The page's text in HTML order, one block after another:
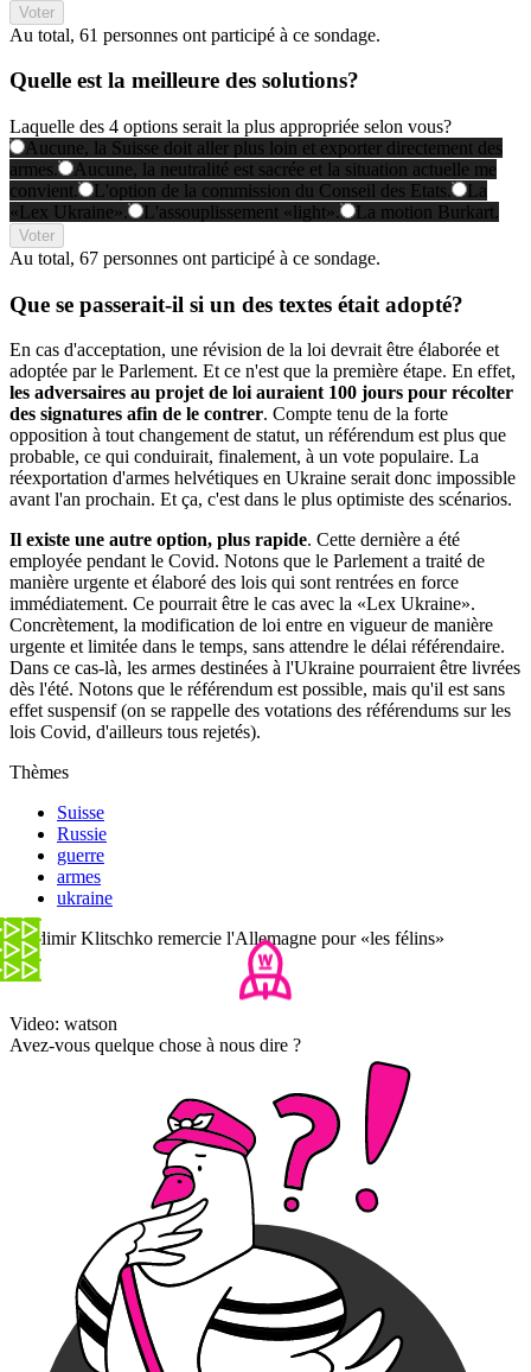
Voter
Au total, 61 personnes ont participé à ce sondage.
Quelle est la meilleure des solutions?
Laquelle des 4 options serait la plus appropriée selon vous?
Aucune, la Suisse doit aller plus loin et exporter directement des
armes.
Aucune, la neutralité est sacrée et la situation actuelle me
convient.
L'option de la commission du Conseil des Etats.
La
«Lex Ukraine».
L'assouplissement «light». La motion Burkart.
Voter
Au total, 67 personnes ont participé à ce sondage.
Que se passerait-il si un des textes était adopté?
En cas d'acceptation, une révision de la loi devrait être élaborée et
adoptée par le Parlement. Et ce n'est que la première étape. En effet,
les adversaires au projet de loi auraient 100 jours pour récolter
des signatures afin de le contrer. Compte tenu de la forte
opposition à tout changement de statut, un référendum est plus que
probable, ce qui conduirait, finalement, à un vote populaire. La
réexportation d'armes helvétiques en Ukraine serait donc impossible
avant l'an prochain. Et ça, c'est dans le plus optimiste des scénarios.
Il existe une autre option, plus rapide. Cette dernière a été
employée pendant le Covid. Notons que le Parlement a traité de
manière urgente et élaboré des lois qui sont rentrées en force
immédiatement. Ce pourrait être le cas avec la «Lex Ukraine».
Concrètement, la modification de loi entre en vigueur de manière
urgente et limitée dans le temps, sans attendre le délai référendaire.
Dans ce cas-là, les armes destinées à l'Ukraine pourraient être livrées
dès l'été. Notons que le référendum est possible, mais qu'il est sans
effet suspensif (on se rappelle des votations des référendums sur les
lois Covid, d'ailleurs tous rejetés).
Thèmes
Suisse
Russie
guerre
armes
ukraine
Vladimir Klitschko remercie l'Allemagne pour «les félins»
Video: watson
Avez-vous quelque chose à nous dire ?